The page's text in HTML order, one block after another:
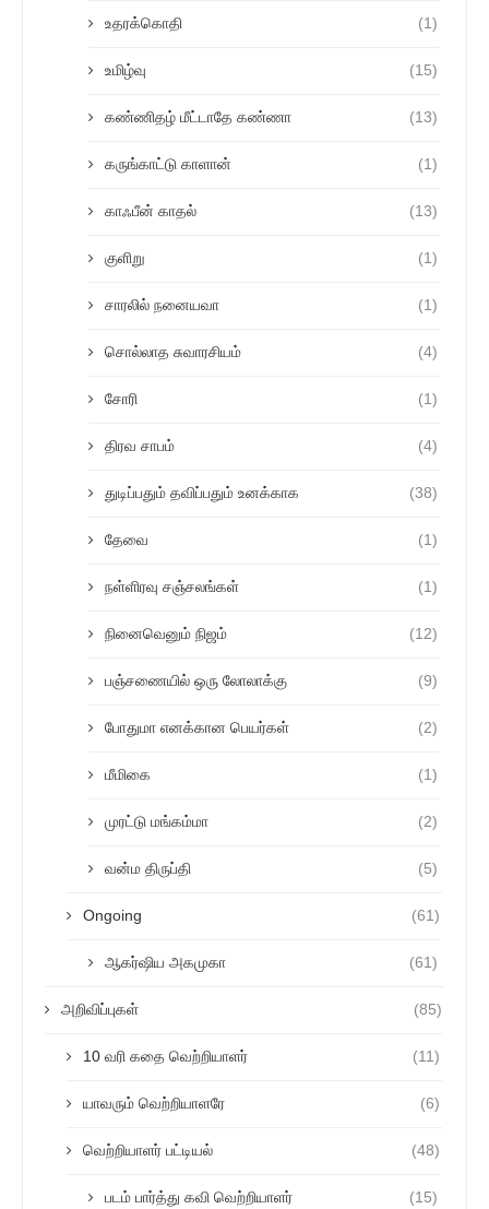
உதரக்கொதி (1)
உமிழ்வு (15)
கண்ணிதழ் மீட்டாதே கண்ணா (13)
கருங்காட்டு காளான் (1)
காஃபீன் காதல் (13)
குளிறு (1)
சாரலில் நனையவா (1)
சொல்லாத சுவாரசியம் (4)
சோரி (1)
திரவ சாபம் (4)
துடிப்பதும் தவிப்பதும் உனக்காக (38)
தேவை (1)
நள்ளிரவு சஞ்சலங்கள் (1)
நினைவெனும் நிஜம் (12)
பஞ்சணையில் ஒரு லோலாக்கு (9)
போதுமா எனக்கான பெயர்கள் (2)
மீமிகை (1)
முரட்டு மங்கம்மா (2)
வன்ம திருப்தி (5)
Ongoing (61)
ஆகர்ஷிய அகமுகா (61)
அறிவிப்புகள் (85)
10 வரி கதை வெற்றியாளர் (11)
யாவரும் வெற்றியாளரே (6)
வெற்றியாளர் பட்டியல் (48)
படம் பார்த்து கவி வெற்றியாளர் (15)